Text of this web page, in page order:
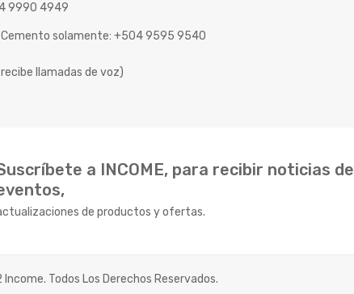
9990 4949
solamente: +504 9595 9540
llamadas de voz)
a INCOME, para recibir noticias de
de productos y ofertas.
Todos Los Derechos Reservados.